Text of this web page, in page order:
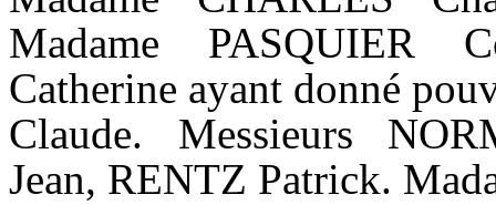
Madame PASQUIER
Catherine ayant donné
Claude. Messieurs
Jean, RENTZ Patrick.